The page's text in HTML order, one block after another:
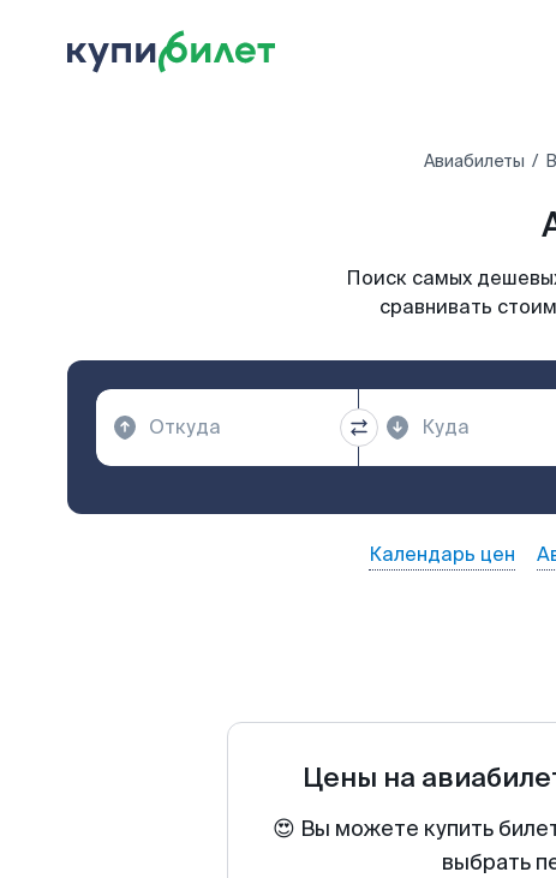
Авиабилеты
Поиск самых
сравнивать
Календарь цен
Цены на
😍 Вы можете купить
выбрать